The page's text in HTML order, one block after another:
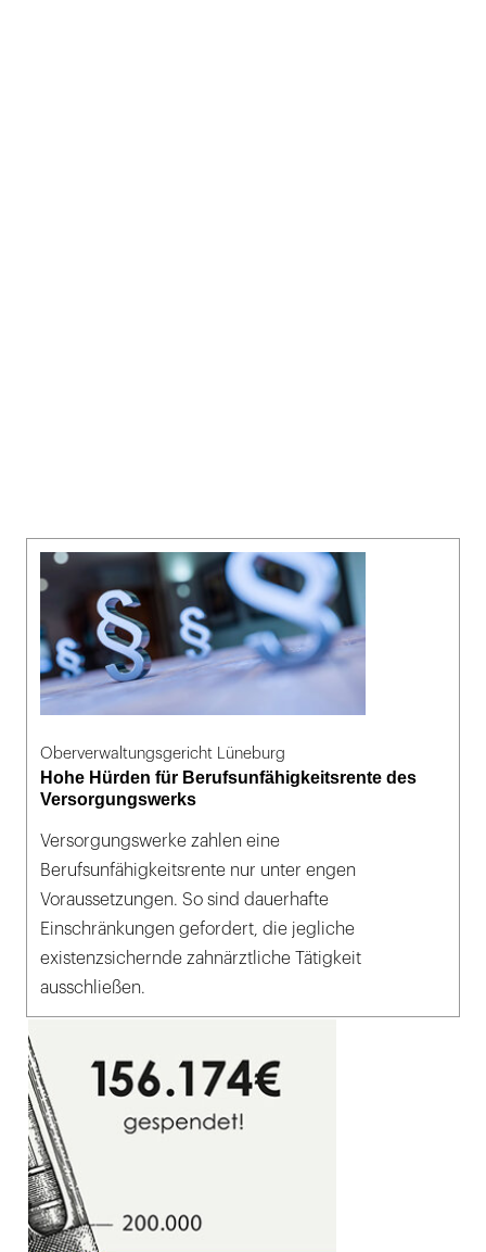
Oberverwaltungsgericht Lüneburg
Hohe Hürden für Berufsunfähigkeitsrente des
Versorgungswerks
Versorgungswerke zahlen eine
Berufsunfähigkeitsrente nur unter engen
Voraussetzungen. So sind dauerhafte
Einschränkungen gefordert, die jegliche
existenzsichernde zahnärztliche Tätigkeit
ausschließen.